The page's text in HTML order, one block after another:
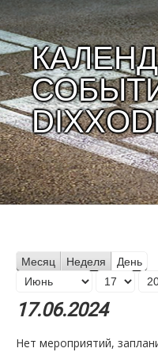
Месяц Неделя День
Месяц
День
Год
17.06.2024
Нет мероприятий,